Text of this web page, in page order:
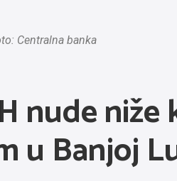
Centralna banka
nude
u Banjoj